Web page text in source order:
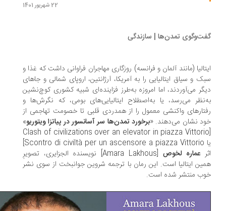
تمدن‌ها | سازندگی
(مانند آلمان و فرانسه) روزگاری مهاجران فراوانی داشت که غذا و
و سیاق ایتالیایی را به آمریکا، آرژانتین، اروپای شمالی و جاهای
می‌آوردند، اما امروزه به‌طرز فزاینده‌ای شبیه کشوری کوچ‌نشین
می‌رسد، یا به‌اصطلاح ایتالیایی‌های بومی، که نگرش‌ها و
واکنشی معمول را از همدردی قلبی تا خصومت تهاجمی از
نشان می‌دهند. «برخورد تمدن‌ها سر آسانسور در پیاتزا ویتوریو»
[Clash of civilizations over an elevator in piazza
یا Scontro di civiltà per un ascensore a piazza Vittorio]
عماره لخوص
[Amara Lakhous] نویسنده الجزایری، تصویرِ
ایتالیا است. این رمان با ترجمه شروین جوانبخت از سوی نشر
منتشر شده است.